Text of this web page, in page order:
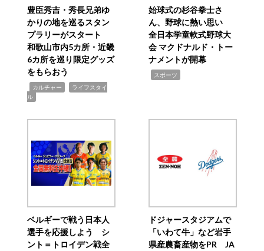
豊臣秀吉・秀長兄弟ゆ
かりの地を巡るスタン
プラリーがスタート
和歌山市内5カ所・近畿
6カ所を巡り限定グッズ
をもらおう
カルチャー
ライフスタイ
ル
始球式の杉谷拳士さ
ん、野球に熱い思い
全日本学童軟式野球大
会 マクドナルド・トー
ナメントが開幕
スポーツ
ベルギーで戦う日本人
選手を応援しよう シ
ント＝トロイデン戦全
ドジャースタジアムで
「いわて牛」など岩手
県産農畜産物をPR JA